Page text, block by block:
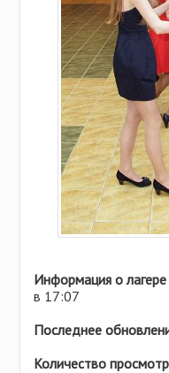
Информация о
в 17:07
Последнее
Количество